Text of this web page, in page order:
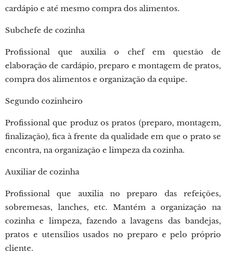
cardápio e até mesmo compra dos alimentos.
Subchefe de cozinha
Profissional que auxilia o chef em questão de
elaboração de cardápio, preparo e montagem de pratos,
compra dos alimentos e organização da equipe.
Segundo cozinheiro
Profissional que produz os pratos (preparo, montagem,
finalização), fica à frente da qualidade em que o prato se
encontra, na organização e limpeza da cozinha.
Auxiliar de cozinha
Profissional que auxilia no preparo das refeições,
sobremesas, lanches, etc. Mantém a organização na
cozinha e limpeza, fazendo a lavagens das bandejas,
pratos e utensílios usados no preparo e pelo próprio
cliente.